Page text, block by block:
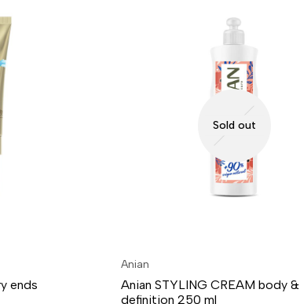
ends
Sold out
Anian
Anian STYLING CREAM body &
definition 250 ml